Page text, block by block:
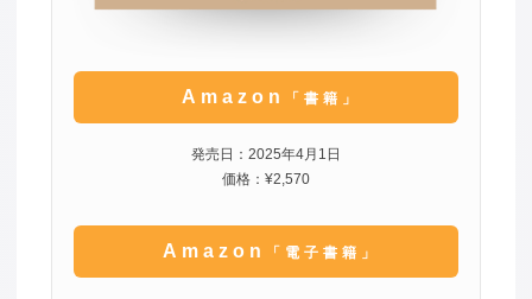
Amazon 「書籍」
発売日：2025年4月1日
価格：¥2,570
Amazon 「電子書籍」